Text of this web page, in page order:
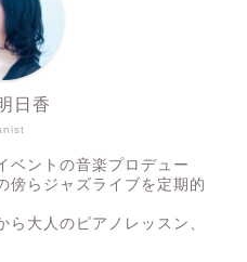
日香
ベントの音楽プロデュー
傍らジャズライブを定期的
ら大人のピアノレッスン、